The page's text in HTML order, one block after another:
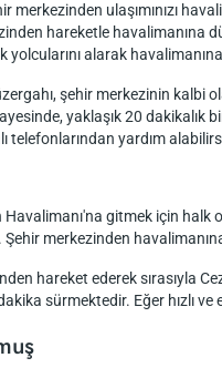
merkezinden ulaşımınızı
hareketle havalimanına
alarak
şehir merkezinin kalbi
yaklaşık 20
telefonlarından yardım
gitmek için
Şehir merkezinden
hareket ederek sırasıyla
sürmektedir. Eğer hızlı